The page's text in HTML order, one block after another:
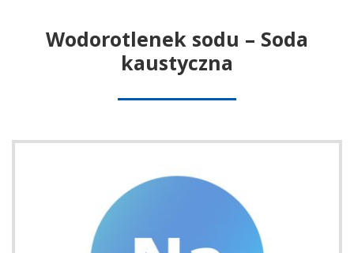
Wodorotlenek sodu – Soda
kaustyczna